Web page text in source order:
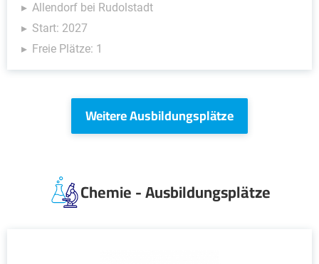
Allendorf bei Rudolstadt
Start: 2027
Freie Plätze: 1
Weitere Ausbildungsplätze
Chemie - Ausbildungsplätze